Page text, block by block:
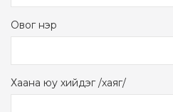
Овог нэр
Хаана юу хийдэг /хаяг/